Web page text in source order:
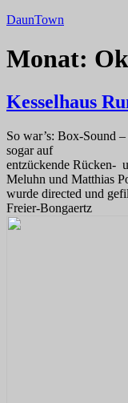
Zum
springen
DaunTown
Monat:
Kesselhaus
So war’s: Box-Sound
sogar auf
entzückende Rücken-
Meluhn und Matthias
wurde directed und
Freier-Bongaertz